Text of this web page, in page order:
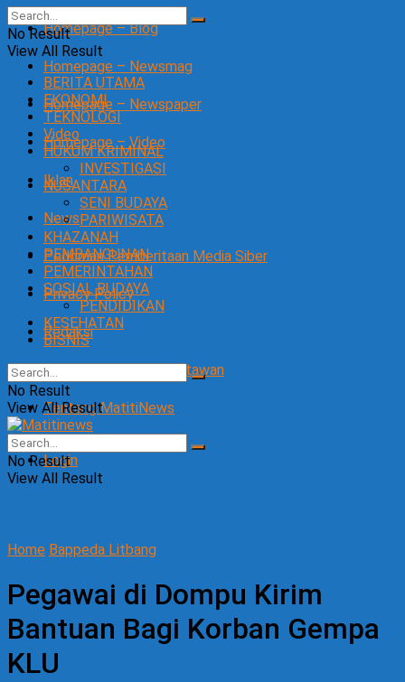
Homepage – Blog
Homepage – Newsmag
Homepage – Newspaper
Homepage – Video
Iklan
News
Pedoman Pemberitaan Media Siber
Privacy Policy
Redaksi
SOP Perlindungan Wartawan
Tentang MatitiNews
Login
No Result
View All Result
BERITA UTAMA
EKONOMI
TEKNOLOGI
Video
HUKUM KRIMINAL
INVESTIGASI
NUSANTARA
SENI BUDAYA
PARIWISATA
KHAZANAH
PEMBANGUNAN
PEMERINTAHAN
SOSIAL BUDAYA
PENDIDIKAN
KESEHATAN
BISNIS
No Result
View All Result
No Result
View All Result
Home Bappeda Litbang
Pegawai di Dompu Kirim
Bantuan Bagi Korban Gempa
KLU